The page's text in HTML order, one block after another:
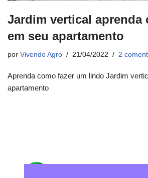
Jardim vertical aprenda
em seu apartamento
por Vivendo Agro 21/04/2022 2
Aprenda como fazer um lindo Jardim
apartamento